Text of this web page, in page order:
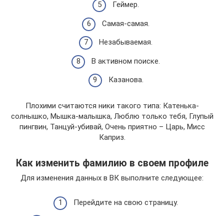
Геймер.
Самая-самая.
Незабываемая.
В активном поиске.
Казанова.
Плохими считаются ники такого типа: Катенька-
солнышко, Мышка-малышка, Люблю только тебя, Глупый
пингвин, Танцуй-убивай, Очень приятно – Царь, Мисс
Каприз.
Как изменить фамилию в своем профиле
Для изменения данных в ВК выполните следующее:
Перейдите на свою страницу.